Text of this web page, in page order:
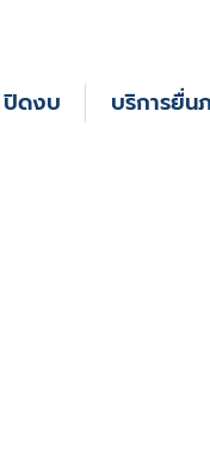
ดงบ บริการยื่น